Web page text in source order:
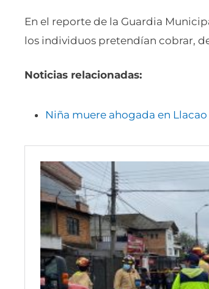
En el reporte de la Guardia
los individuos pretendían cobrar,
Noticias relacionadas:
Niña muere ahogada en Llacao